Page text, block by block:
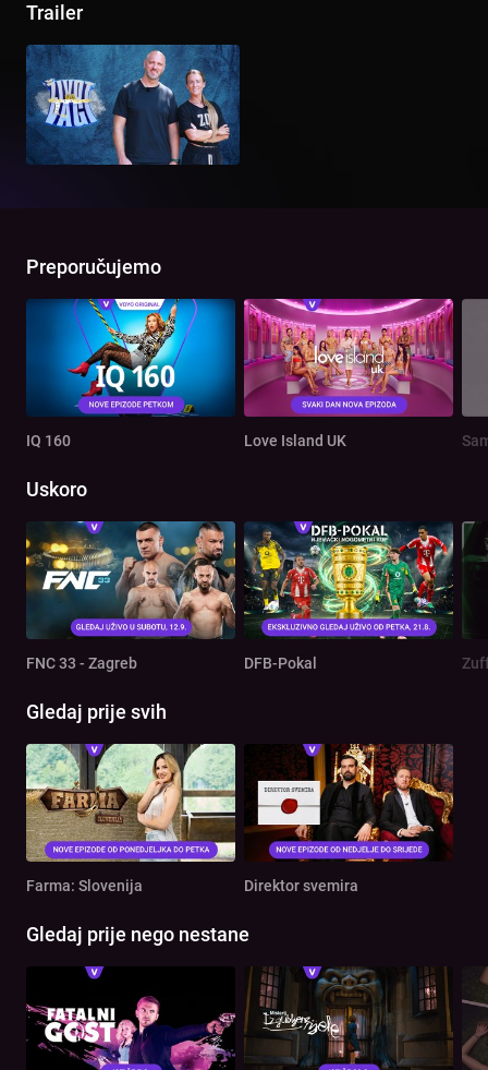
Trailer
Preporučujemo
IQ 160 Love Island UK
Uskoro
FNC 33 - Zagreb DFB-Pokal
Gledaj prije svih
Farma: Slovenija Direktor svemira
Gledaj prije nego nestane